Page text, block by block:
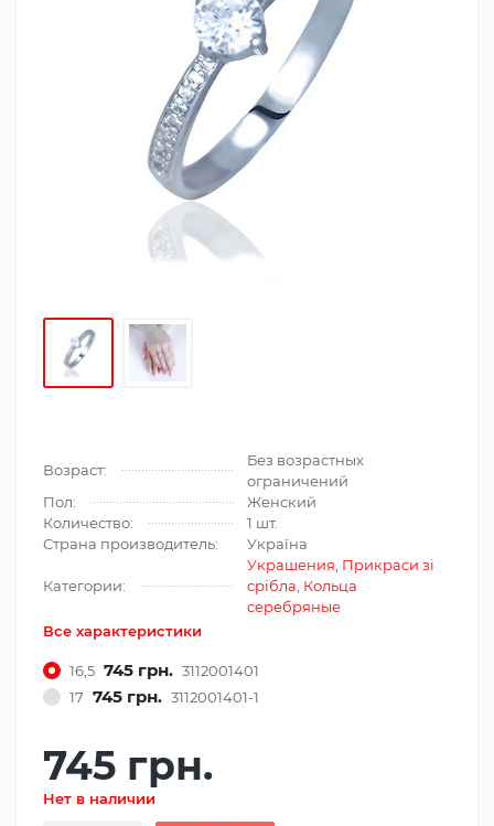
Возраст:
Без возрастных
ограничений
Пол:
Женский
Количество:
1 шт.
Страна производитель:
Україна
Категории:
Украшения Прикраси зі
срібла Кольца
серебряные
Все характеристики
16,5 745 грн. 3112001401
17 745 грн. 3112001401-1
745 грн.
Нет в наличии